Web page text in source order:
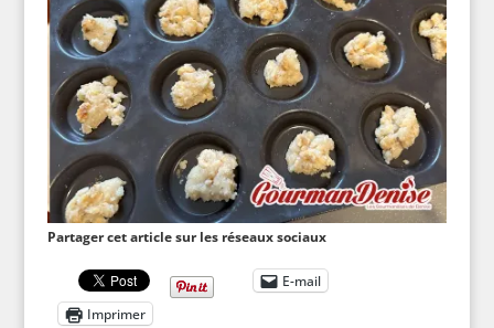
Partager cet article sur les réseaux sociaux
E-mail
Imprimer